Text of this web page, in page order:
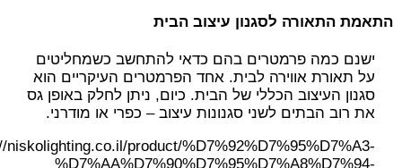
התאמת התאורה לסגנון עיצוב הבית
ישנם כמה פרמטרים בהם כדאי להתחשב כשמחליטים
על תאורת אווירה לבית. אחד הפרמטרים העיקריים הוא
סגנון העיצוב הכללי של הבית. כיום, ניתן לחלק באופן גס
את רוב הבתים לשני סגנונות עיצוב – כפרי או מודרני.
niskolighting.co.il/product/%D7%92%D7%95%D7%A3-
%D7%AA%D7%90%D7%95%D7%A8%D7%94-